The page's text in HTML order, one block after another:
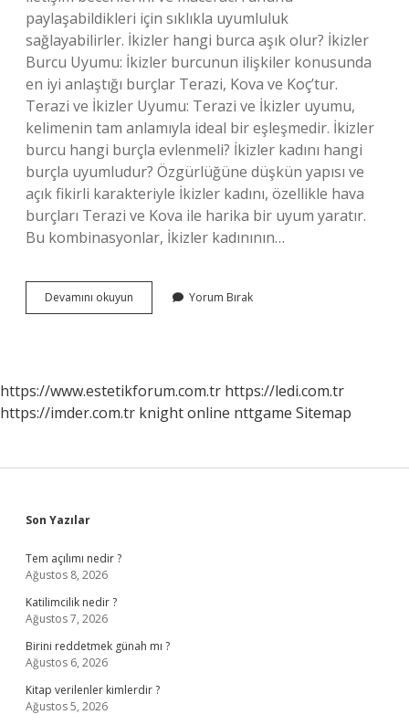
paylaşabildikleri için sıklıkla uyumluluk
sağlayabilirler. İkizler hangi burca aşık olur? İkizler
Burcu Uyumu: İkizler burcunun ilişkiler konusunda
en iyi anlaştığı burçlar Terazi, Kova ve Koç’tur.
Terazi ve İkizler Uyumu: Terazi ve İkizler uyumu,
kelimenin tam anlamıyla ideal bir eşleşmedir. İkizler
burcu hangi burçla evlenmeli? İkizler kadını hangi
burçla uyumludur? Özgürlüğüne düşkün yapısı ve
açık fikirli karakteriyle İkizler kadını, özellikle hava
burçları Terazi ve Kova ile harika bir uyum yaratır.
Bu kombinasyonlar, İkizler kadınının…
Devamını okuyun
Burcu
Yorum Bırak
https://www.estetikforum.com.tr https://ledi.com.tr
https://imder.com.tr knight online nttgame Sitemap
Sidebar
Son Yazılar
Tem açılımı nedir ?
Ağustos 8, 2026
Katilimcilik nedir ?
Ağustos 7, 2026
Birini reddetmek günah mı ?
Ağustos 6, 2026
Kitap verilenler kimlerdir ?
Ağustos 5, 2026